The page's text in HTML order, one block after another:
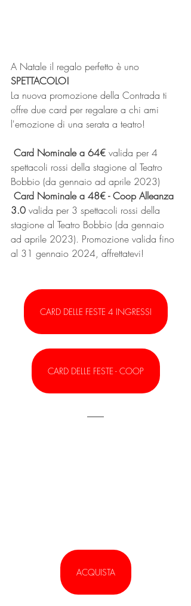
A Natale il regalo perfetto è uno
SPETTACOLO!
La nuova promozione della Contrada ti
offre due card per regalare a chi ami
l'emozione di una serata a teatro!
Card Nominale a 64€ valida per 4
spettacoli rossi della stagione al Teatro
Bobbio (da gennaio ad aprile 2023)
Card Nominale a 48€ - Coop Alleanza
3.0 valida per 3 spettacoli rossi della
stagione al Teatro Bobbio (da gennaio
ad aprile 2023). Promozione valida fino
al 31 gennaio 2024, affrettatevi!
CARD DELLE FESTE 4 INGRESSI
CARD DELLE FESTE - COOP
ACQUISTA